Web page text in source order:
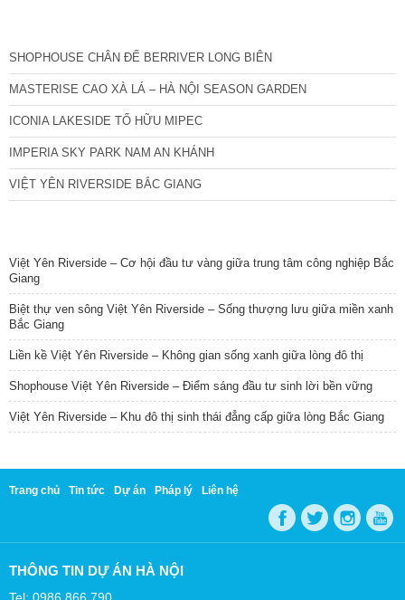
SHOPHOUSE CHÂN ĐẾ BERRIVER LONG BIÊN
MASTERISE CAO XÀ LÁ – HÀ NỘI SEASON GARDEN
ICONIA LAKESIDE TỐ HỮU MIPEC
IMPERIA SKY PARK NAM AN KHÁNH
VIỆT YÊN RIVERSIDE BẮC GIANG
Việt Yên Riverside – Cơ hội đầu tư vàng giữa trung tâm công nghiệp Bắc
Giang
Biệt thự ven sông Việt Yên Riverside – Sống thượng lưu giữa miền xanh
Bắc Giang
Liền kề Việt Yên Riverside – Không gian sống xanh giữa lòng đô thị
Shophouse Việt Yên Riverside – Điểm sáng đầu tư sinh lời bền vững
Việt Yên Riverside – Khu đô thị sinh thái đẳng cấp giữa lòng Bắc Giang
Trang chủ Tin tức Dự án Pháp lý Liên hệ
THÔNG TIN DỰ ÁN HÀ NỘI